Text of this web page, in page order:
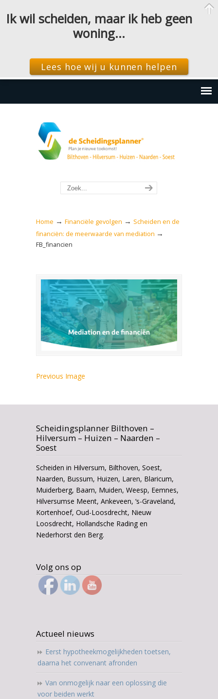
Home → Financiële gevolgen → Scheiden en de
financiën: de meerwaarde van mediation →
FB_financien
Previous Image
Scheidingsplanner Bilthoven –
Hilversum – Huizen – Naarden –
Soest
Scheiden in Hilversum, Bilthoven, Soest,
Naarden, Bussum, Huizen, Laren, Blaricum,
Muiderberg, Baarn, Muiden, Weesp, Eemnes,
Hilversumse Meent, Ankeveen, ‘s-Graveland,
Kortenhoef, Oud-Loosdrecht, Nieuw
Loosdrecht, Hollandsche Rading en
Nederhorst den Berg.
Volg ons op
Actueel nieuws
Eerst hypotheekmogelijkheden toetsen,
daarna het convenant afronden
Van onmogelijk naar een oplossing die
voor beiden werkt
Ik wil scheiden, maar ik heb geen
woning…
Lees hoe wij u kunnen helpen